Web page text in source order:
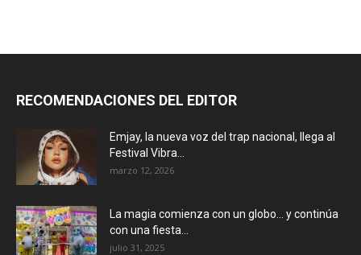
RECOMENDACIONES DEL EDITOR
Emjay, la nueva voz del trap nacional, llega al
Festival Vibra...
marzo 12, 2026
La magia comienza con un globo… y continúa
con una fiesta...
julio 31, 2025